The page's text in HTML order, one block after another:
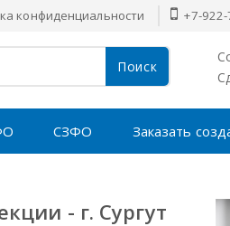
конфиденциальности +7-
Поиск
СЗФО Заказать
- г. Сургут